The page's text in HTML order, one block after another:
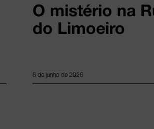
O mistério na
do Limoeiro
8 de junho de 2026